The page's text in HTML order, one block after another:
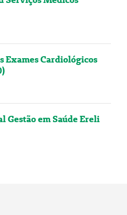
Exames Cardiológicos
Gestão em Saúde Ereli